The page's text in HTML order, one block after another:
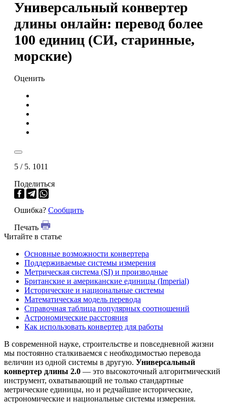
Универсальный конвертер
длины онлайн: перевод более
100 единиц (СИ, старинные,
морские)
Оценить
5 / 5. 1011
Поделиться
Ошибка? Сообщить
Печать
Читайте в статье
Основные возможности конвертера
Поддерживаемые системы измерения
Метрическая система (SI) и производные
Британские и американские единицы (Imperial)
Исторические и национальные системы
Математическая модель перевода
Справочная таблица популярных соотношений
Астрономические расстояния
Как использовать конвертер для работы
В современной науке, строительстве и повседневной жизни
мы постоянно сталкиваемся с необходимостью перевода
величин из одной системы в другую. Универсальный
конвертер длины 2.0 — это высокоточный алгоритмический
инструмент, охватывающий не только стандартные
метрические единицы, но и редчайшие исторические,
астрономические и национальные системы измерения.